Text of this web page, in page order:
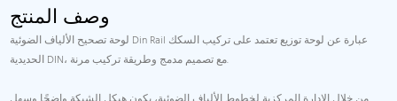
وصف المنتج
لوحة تصحيح الألياف الضوئية Din Rail عبارة عن لوحة توزيع تعتمد على تركيب السكك
الحديدية DIN، مع تصميم مدمج وطريقة تركيب مرنة.